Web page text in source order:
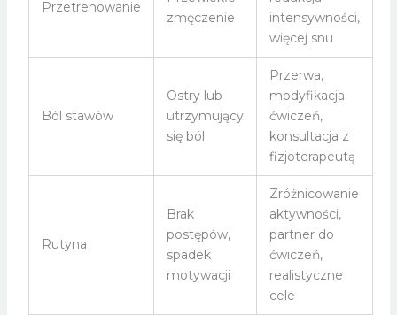
Przetrenowanie
zmęczenie
intensywności,
więcej snu
Ból stawów
Ostry lub
utrzymujący
się ból
Przerwa,
modyfikacja
ćwiczeń,
konsultacja z
fizjoterapeutą
Rutyna
Brak
postępów,
spadek
motywacji
Zróżnicowanie
aktywności,
partner do
ćwiczeń,
realistyczne
cele